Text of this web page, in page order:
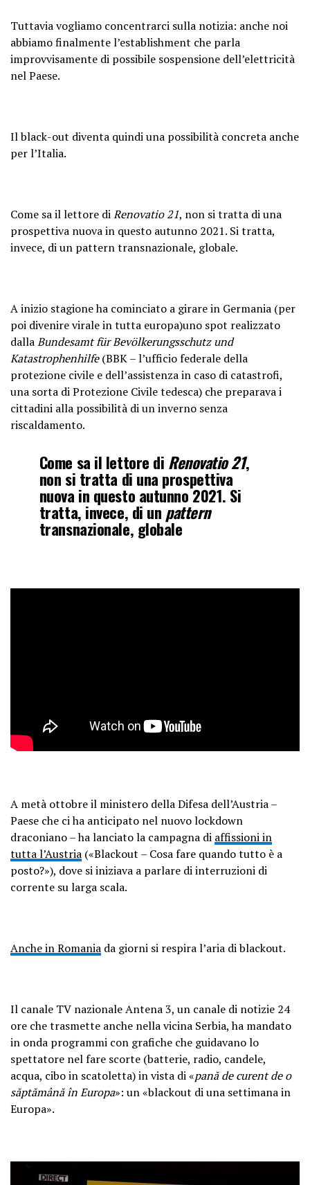
Tuttavia vogliamo concentrarci sulla notizia: anche noi
abbiamo finalmente l’establishment che parla
improvvisamente di possibile sospensione dell’elettricità
nel Paese.
Il black-out diventa quindi una possibilità concreta anche
per l’Italia.
Come sa il lettore diRenovatio 21, non si tratta di una
prospettiva nuova in questo autunno 2021. Si tratta,
invece, di un pattern transnazionale, globale.
A inizio stagione ha cominciato a girare in Germania (per
poi divenire virale in tutta europa)uno spot realizzato
dallaBundesamt für Bevölkerungsschutz und
Katastrophenhilfe(BBK – l’ufficio federale della
protezione civile e dell’assistenza in caso di catastrofi,
una sorta di Protezione Civile tedesca) che preparava i
cittadini alla possibilità di un inverno senza
riscaldamento.
Come sa il lettore di Renovatio 21,
non si tratta di una prospettiva
nuova in questo autunno 2021. Si
tratta, invece, di un pattern
transnazionale, globale
A metà ottobre il ministero della Difesa dell’Austria –
Paese che ci ha anticipato nel nuovo lockdown
draconiano – ha lanciato la campagna di affissioni in
tutta l’Austria («Blackout – Cosa fare quando tutto è a
posto?»), dove si iniziava a parlare di interruzioni di
corrente su larga scala.
Anche in Romania da giorni si respira l’aria di blackout.
Il canale TV nazionale Antena 3, un canale di notizie 24
ore che trasmette anche nella vicina Serbia, ha mandato
in onda programmi con grafiche che guidavano lo
spettatore nel fare scorte (batterie, radio, candele,
acqua, cibo in scatoletta) in vista di «pană de curent de o
săptămână în Europa»: un «blackout di una settimana in
Europa».